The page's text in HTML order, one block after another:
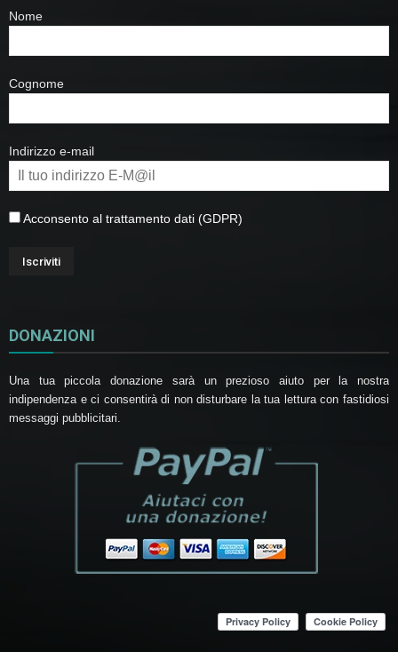
Nome
Cognome
Indirizzo e-mail
Acconsento al trattamento dati (GDPR)
DONAZIONI
Una tua piccola donazione sarà un prezioso aiuto per la nostra
indipendenza e ci consentirà di non disturbare la tua lettura con fastidiosi
messaggi pubblicitari.